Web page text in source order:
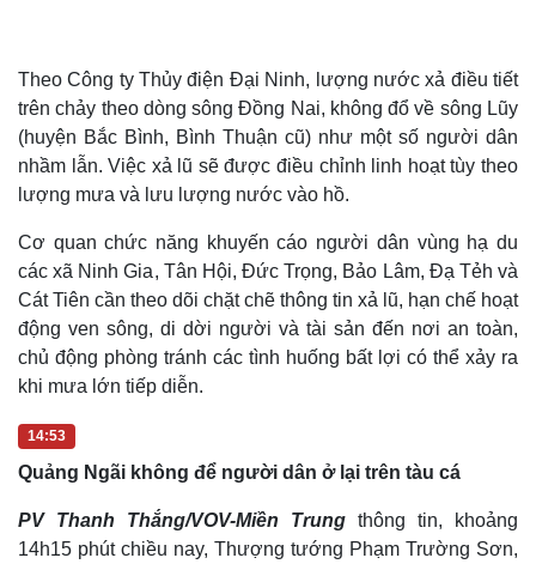
Theo Công ty Thủy điện Đại Ninh, lượng nước xả điều tiết
trên chảy theo dòng sông Đồng Nai, không đổ về sông Lũy
(huyện Bắc Bình, Bình Thuận cũ) như một số người dân
nhầm lẫn. Việc xả lũ sẽ được điều chỉnh linh hoạt tùy theo
lượng mưa và lưu lượng nước vào hồ.
Cơ quan chức năng khuyến cáo người dân vùng hạ du
các xã Ninh Gia, Tân Hội, Đức Trọng, Bảo Lâm, Đạ Tẻh và
Cát Tiên cần theo dõi chặt chẽ thông tin xả lũ, hạn chế hoạt
động ven sông, di dời người và tài sản đến nơi an toàn,
chủ động phòng tránh các tình huống bất lợi có thể xảy ra
khi mưa lớn tiếp diễn.
14:53
Quảng Ngãi không để người dân ở lại trên tàu cá
PV Thanh Thắng/VOV-Miền Trung thông tin, khoảng
14h15 phút chiều nay, Thượng tướng Phạm Trường Sơn,